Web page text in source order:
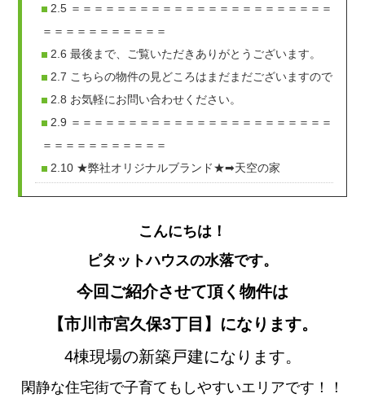
2.5 ＝＝＝＝＝＝＝＝＝＝＝＝＝＝＝＝＝＝＝＝＝＝＝
＝＝＝＝＝＝＝＝＝＝＝
2.6 最後まで、ご覧いただきありがとうございます。
2.7 こちらの物件の見どころはまだまだございますので
2.8 お気軽にお問い合わせください。
2.9 ＝＝＝＝＝＝＝＝＝＝＝＝＝＝＝＝＝＝＝＝＝＝＝
＝＝＝＝＝＝＝＝＝＝＝
2.10 ★弊社オリジナルブランド★➡天空の家
こんにちは！
ピタットハウスの水落です。
今回ご紹介させて頂く物件は
【市川市宮久保3丁目】になります。
4棟現場の新築戸建になります。
閑静な住宅街で子育てもしやすいエリアです！！